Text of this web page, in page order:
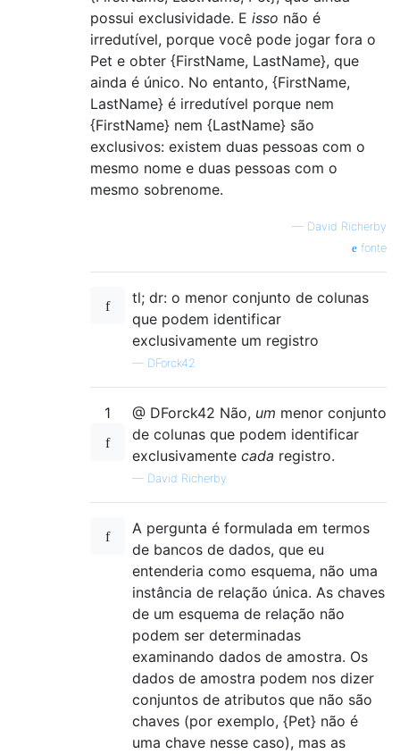
possui exclusividade. E isso não é
irredutível, porque você pode jogar fora o
Pet e obter {FirstName, LastName}, que
ainda é único. No entanto, {FirstName,
LastName} é irredutível porque nem
{FirstName} nem {LastName} são
exclusivos: existem duas pessoas com o
mesmo nome e duas pessoas com o
mesmo sobrenome.
— David Richerby
fonte
tl; dr: o menor conjunto de colunas
que podem identificar
exclusivamente um registro
— DForck42
1 @ DForck42 Não, um menor conjunto
de colunas que podem identificar
exclusivamente cada registro.
— David Richerby
A pergunta é formulada em termos
de bancos de dados, que eu
entenderia como esquema, não uma
instância de relação única. As chaves
de um esquema de relação não
podem ser determinadas
examinando dados de amostra. Os
dados de amostra podem nos dizer
conjuntos de atributos que não são
chaves (por exemplo, {Pet} não é
uma chave nesse caso), mas as